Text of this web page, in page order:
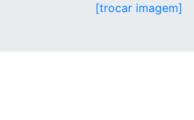
[trocar imagem]